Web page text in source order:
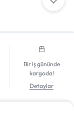
Bir iş gününde
kargoda!
Detaylar